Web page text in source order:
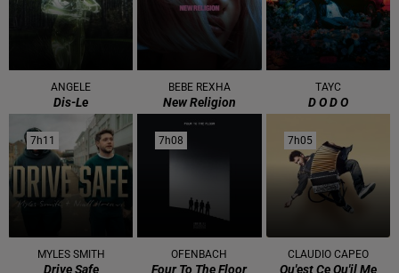
ANGELE
Dis-Le
BEBE REXHA
New Religion
TAYC
D O D O
7h11
7h11
MYLES SMITH
Drive Safe
7h08
7h08
OFENBACH
Four To The Floor
7h05
7h05
CLAUDIO CAPEO
Qu'est Ce Qu'il Me